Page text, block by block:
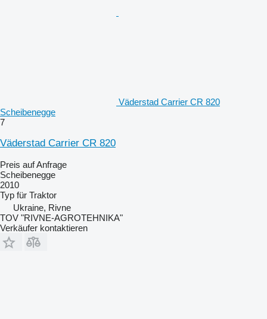
Väderstad Carrier CR 820
Scheibenegge
7
Väderstad Carrier CR 820
Preis auf Anfrage
Scheibenegge
2010
Typ für Traktor
Ukraine, Rivne
TOV "RIVNE-AGROTEHNIKA"
Verkäufer kontaktieren